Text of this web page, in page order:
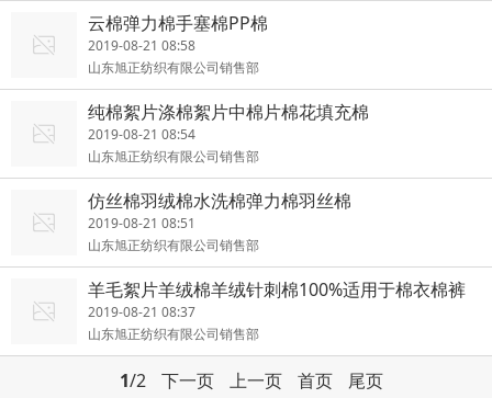
云棉弹力棉手塞棉PP棉
2019-08-21 08:58
山东旭正纺织有限公司销售部
纯棉絮片涤棉絮片中棉片棉花填充棉
2019-08-21 08:54
山东旭正纺织有限公司销售部
仿丝棉羽绒棉水洗棉弹力棉羽丝棉
2019-08-21 08:51
山东旭正纺织有限公司销售部
羊毛絮片羊绒棉羊绒针刺棉100%适用于棉衣棉裤
家纺被褥
2019-08-21 08:37
山东旭正纺织有限公司销售部
1/2 下一页 上一页 首页 尾页